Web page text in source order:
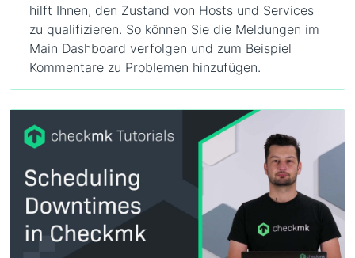
hilft Ihnen, den Zustand von Hosts und Services
zu qualifizieren. So können Sie die Meldungen im
Main Dashboard verfolgen und zum Beispiel
Kommentare zu Problemen hinzufügen.